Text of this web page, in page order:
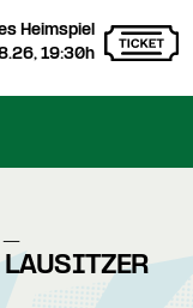
Heimspiel
19:30h
-
LAUSITZER